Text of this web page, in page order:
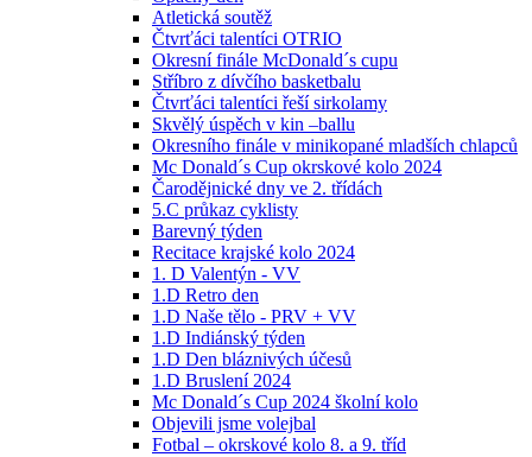
Atletická soutěž
Čtvrťáci talentíci OTRIO
Okresní finále McDonald´s cupu
Stříbro z dívčího basketbalu
Čtvrťáci talentíci řeší sirkolamy
Skvělý úspěch v kin –ballu
Okresního finále v minikopané mladších chlapců
Mc Donald´s Cup okrskové kolo 2024
Čarodějnické dny ve 2. třídách
5.C průkaz cyklisty
Barevný týden
Recitace krajské kolo 2024
1. D Valentýn - VV
1.D Retro den
1.D Naše tělo - PRV + VV
1.D Indiánský týden
1.D Den bláznivých účesů
1.D Bruslení 2024
Mc Donald´s Cup 2024 školní kolo
Objevili jsme volejbal
Fotbal – okrskové kolo 8. a 9. tříd